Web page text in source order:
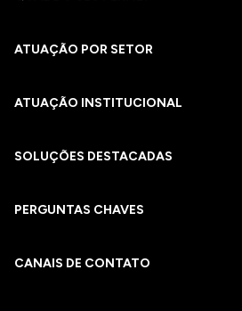
ATUAÇÃO POR SETOR
ATUAÇÃO INSTITUCIONAL
SOLUÇÕES DESTACADAS
PERGUNTAS CHAVES​
CANAIS DE CONTATO